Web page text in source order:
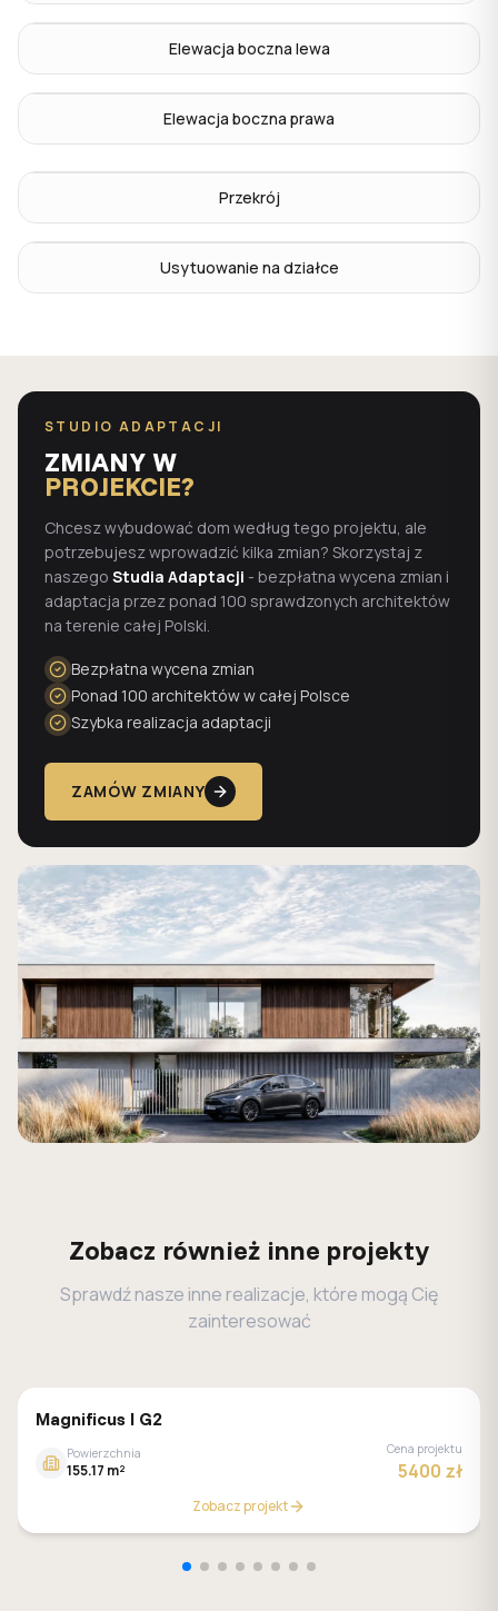
Elewacja boczna lewa
Elewacja boczna prawa
Przekrój
Usytuowanie na działce
STUDIO ADAPTACJI
ZMIANY W
PROJEKCIE?
Chcesz wybudować dom według tego projektu, ale
potrzebujesz wprowadzić kilka zmian? Skorzystaj z
naszego Studia Adaptacji - bezpłatna wycena zmian i
adaptacja przez ponad 100 sprawdzonych architektów
na terenie całej Polski.
Bezpłatna wycena zmian
Ponad 100 architektów w całej Polsce
Szybka realizacja adaptacji
ZAMÓW ZMIANY
Zobacz również inne projekty
Sprawdź nasze inne realizacje, które mogą Cię
zainteresować
MALACHIT
Magnificus I G2
Powierzchnia
155.17 m²
Cena projektu
5400 zł
Zobacz projekt